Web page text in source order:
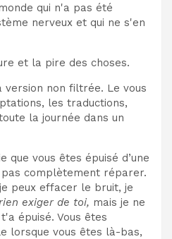
qui n'a pas été
nerveux et qui ne s'en
et la pire des choses.
non filtrée. Le vous
les traductions,
la journée dans un
que vous êtes épuisé d’une
complètement réparer.
peux effacer le bruit, je
exiger de toi, mais je ne
épuisé. Vous êtes
lorsque vous êtes là-bas,